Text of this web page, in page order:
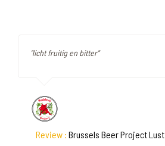
"licht fruitig en bitter"
Review : Brussels Beer Project